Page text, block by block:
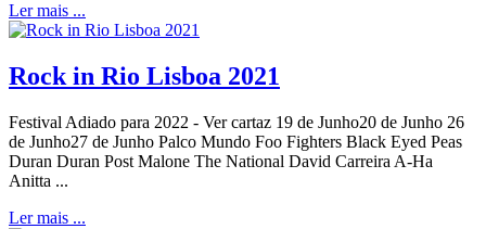
Ler mais ...
Rock in Rio Lisboa 2021
Festival Adiado para 2022 - Ver cartaz 19 de Junho20 de Junho 26
de Junho27 de Junho Palco Mundo Foo Fighters Black Eyed Peas
Duran Duran Post Malone The National David Carreira A-Ha
Anitta ...
Ler mais ...